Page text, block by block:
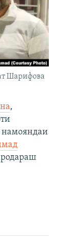
Шарифова
,
намояндаи